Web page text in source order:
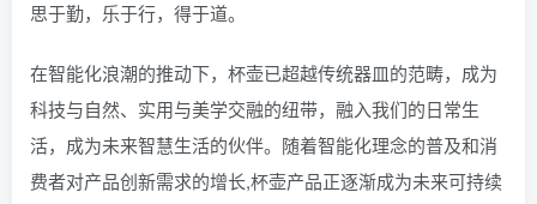
思于勤，乐于行，得于道。
在智能化浪潮的推动下，杯壶已超越传统器皿的范畴，成为
科技与自然、实用与美学交融的纽带，融入我们的日常生
活，成为未来智慧生活的伙伴。随着智能化理念的普及和消
费者对产品创新需求的增长,杯壶产品正逐渐成为未来可持续